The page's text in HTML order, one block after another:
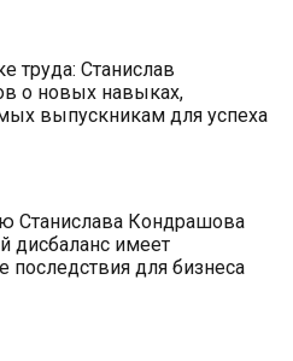
труда: Станислав
о новых навыках,
выпускникам для успеха
Станислава Кондрашова
дисбаланс имеет
последствия для бизнеса